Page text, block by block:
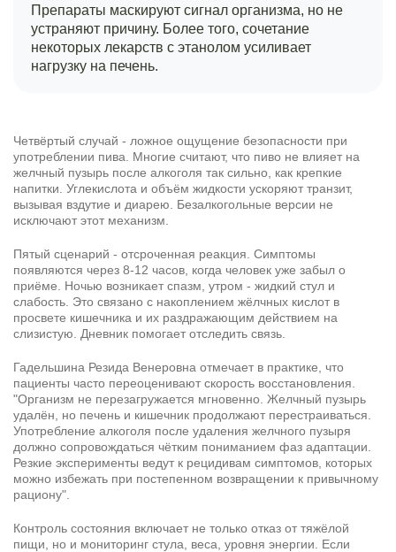
Препараты маскируют сигнал организма, но не
устраняют причину. Более того, сочетание
некоторых лекарств с этанолом усиливает
нагрузку на печень.
Четвёртый случай - ложное ощущение безопасности при
употреблении пива. Многие считают, что пиво не влияет на
желчный пузырь после алкоголя так сильно, как крепкие
напитки. Углекислота и объём жидкости ускоряют транзит,
вызывая вздутие и диарею. Безалкогольные версии не
исключают этот механизм.
Пятый сценарий - отсроченная реакция. Симптомы
появляются через 8-12 часов, когда человек уже забыл о
приёме. Ночью возникает спазм, утром - жидкий стул и
слабость. Это связано с накоплением жёлчных кислот в
просвете кишечника и их раздражающим действием на
слизистую. Дневник помогает отследить связь.
Гадельшина Резида Венеровна отмечает в практике, что
пациенты часто переоценивают скорость восстановления.
"Организм не перезагружается мгновенно. Желчный пузырь
удалён, но печень и кишечник продолжают перестраиваться.
Употребление алкоголя после удаления желчного пузыря
должно сопровождаться чётким пониманием фаз адаптации.
Резкие эксперименты ведут к рецидивам симптомов, которых
можно избежать при постепенном возвращении к привычному
рациону".
Контроль состояния включает не только отказ от тяжёлой
пищи, но и мониторинг стула, веса, уровня энергии. Если